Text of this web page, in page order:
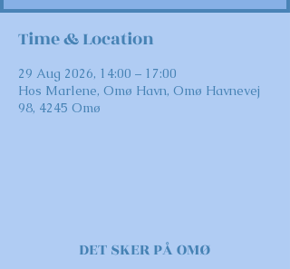
Time & Location
29 Aug 2026, 14:00 – 17:00
Hos Marlene, Omø Havn, Omø Havnevej
98, 4245 Omø
DET SKER PÅ OMØ